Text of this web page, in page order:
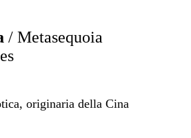
/ Metasequoia
originaria della Cina